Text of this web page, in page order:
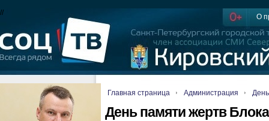
О
//
Главная страница Администрация
День памяти жертв